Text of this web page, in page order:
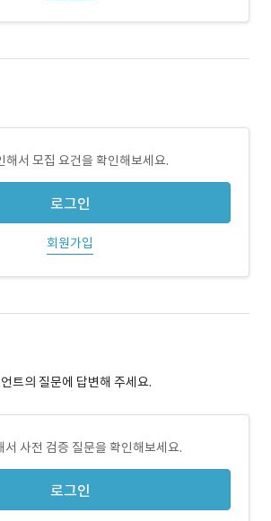
해서 모집 요건을 확인해보세요.
로그인
회원가입
트의 질문에 답변해 주세요.
서 사전 검증 질문을 확인해보세요.
로그인